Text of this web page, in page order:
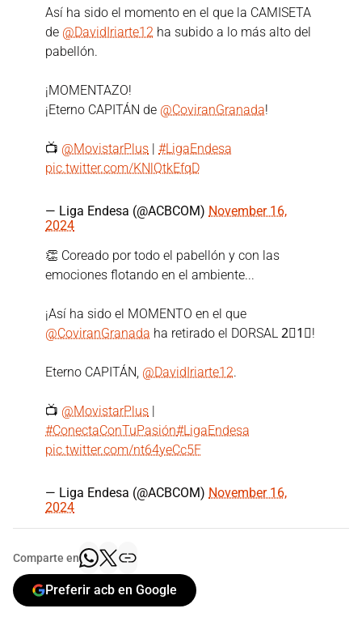
Así ha sido el momento en el que la CAMISETA
de @DavidIriarte12 ha subido a lo más alto del
pabellón.
¡MOMENTAZO!
¡Eterno CAPITÁN de @CoviranGranada!
📺 @MovistarPlus | #LigaEndesa
pic.twitter.com/KNlQtkEfqD
— Liga Endesa (@ACBCOM) November 16,
2024
👏 Coreado por todo el pabellón y con las
emociones flotando en el ambiente...
¡Así ha sido el MOMENTO en el que
@CoviranGranada ha retirado el DORSAL 2⃣1⃣!
Eterno CAPITÁN, @DavidIriarte12.
📺 @MovistarPlus |
#ConectaConTuPasión#LigaEndesa
pic.twitter.com/nt64yeCc5F
— Liga Endesa (@ACBCOM) November 16,
2024
Comparte en
Preferir acb en Google